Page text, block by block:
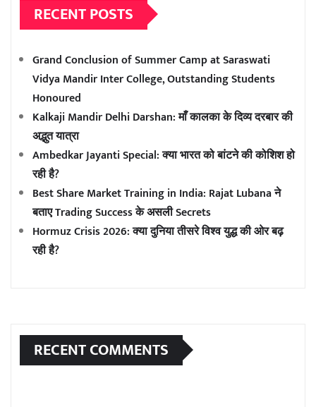
RECENT POSTS
Grand Conclusion of Summer Camp at Saraswati
Vidya Mandir Inter College, Outstanding Students
Honoured
Kalkaji Mandir Delhi Darshan: माँ कालका के दिव्य दरबार की
अद्भुत यात्रा
Ambedkar Jayanti Special: क्या भारत को बांटने की कोशिश हो
रही है?
Best Share Market Training in India: Rajat Lubana ने
बताए Trading Success के असली Secrets
Hormuz Crisis 2026: क्या दुनिया तीसरे विश्व युद्ध की ओर बढ़
रही है?
RECENT COMMENTS